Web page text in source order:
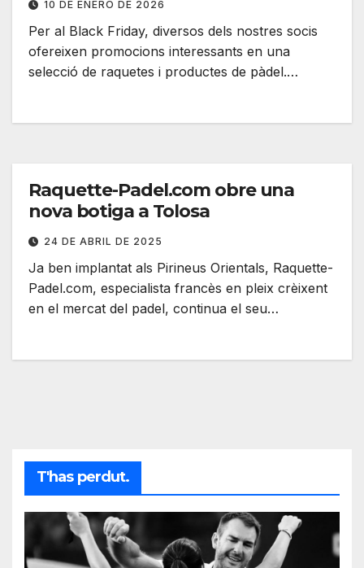
10 DE ENERO DE 2026
Per al Black Friday, diversos dels nostres socis
ofereixen promocions interessants en una
selecció de raquetes i productes de pàdel.…
Raquette-Padel.com obre una
nova botiga a Tolosa
24 DE ABRIL DE 2025
Ja ben implantat als Pirineus Orientals, Raquette-
Padel.com, especialista francès en pleix crèixent
en el mercat del padel, continua el seu…
T'has perdut.